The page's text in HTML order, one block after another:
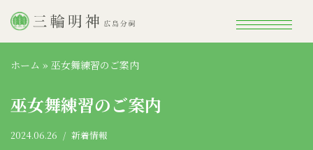
テ
ツ
ス
ホーム » 巫女舞練習のご案内
巫女舞練習のご案内
2024.06.26 新着情報